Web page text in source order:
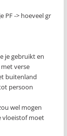
PF -> hoeveel gr
je gebruikt en
verse
buitenland
persoon
wel mogen
vloeistof moet